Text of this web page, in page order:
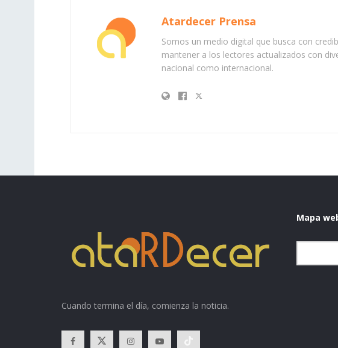
Atardecer Prensa
Somos un medio digital que busca con
mantener a los lectores actualizados con
nacional como internacional.
Cuando termina el día, comienza la noticia.
Mapa